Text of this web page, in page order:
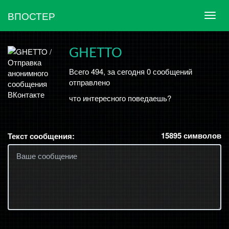
ВПОСТЕР
GHETTO
Всего 494, за сегодня 0 сообщений
отправлено
что интересного поведаешь?
Текст сообщения: 15895символов